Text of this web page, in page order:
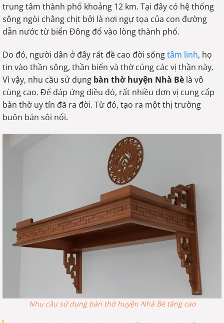
trung tâm thành phố khoảng 12 km. Tại đây có hệ thống
sông ngòi chằng chịt bởi là nơi ngự tọa của con đường
dẫn nước từ biển Đông đổ vào lòng thành phố.
Do đó, người dân ở đây rất đề cao đời sốngtâm linh, họ
tin vào thần sông, thần biển và thờ cúng các vị thần này.
Vì vậy, nhu cầu sử dụng bàn thờ huyện Nhà Bè là vô
cùng cao. Để đáp ứng điều đó, rất nhiều đơn vị cung cấp
bàn thờ uy tín đã ra đời. Từ đó, tạo ra một thị trường
buôn bán sôi nổi.
Nhu cầu sử dụng bàn thờ huyện Nhà Bè tăng cao